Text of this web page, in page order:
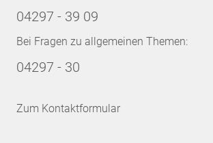
04297 - 39 09
Bei Fragen zu allgemeinen Themen:
04297 - 30
Zum Kontaktformular